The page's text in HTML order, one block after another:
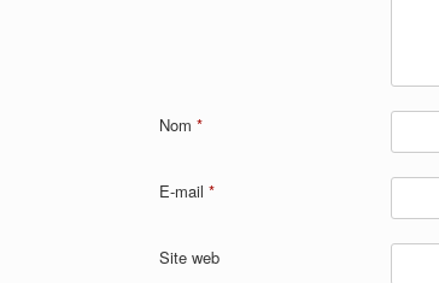
Nom *
E-mail *
Site web